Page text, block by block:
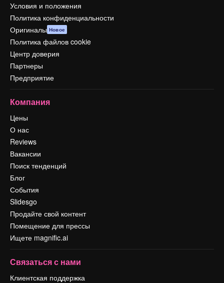
Условия и положения
Политика конфиденциальности
Оригиналы Новое
Политика файлов cookie
Центр доверия
Партнеры
Предприятие
Компания
Цены
О нас
Reviews
Вакансии
Поиск тенденций
Блог
События
Slidesgo
Продайте свой контент
Помещение для прессы
Ищете magnific.ai
Связаться с нами
Клиентская поддержка